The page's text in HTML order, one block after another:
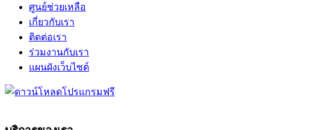
ศูนย์ช่วยเหลือ
เกี่ยวกับเรา
ติดต่อเรา
ร่วมงานกับเรา
แผนผังเว็บไซต์